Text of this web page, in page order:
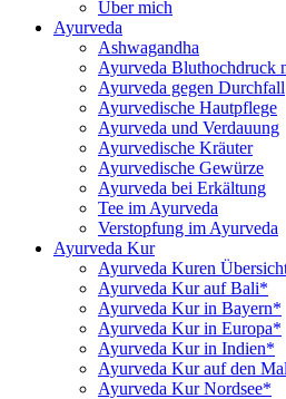
Über mich
Ayurveda
Ashwagandha
Ayurveda Bluthochdruck
Ayurveda gegen Durchfall
Ayurvedische Hautpflege
Ayurveda und Verdauung
Ayurvedische Kräuter
Ayurvedische Gewürze
Ayurveda bei Erkältung
Tee im Ayurveda
Verstopfung im Ayurveda
Ayurveda Kur
Ayurveda Kuren
Ayurveda Kur auf Bali*
Ayurveda Kur in Bayern*
Ayurveda Kur in Europa*
Ayurveda Kur in Indien*
Ayurveda Kur auf den
Ayurveda Kur Nordsee*